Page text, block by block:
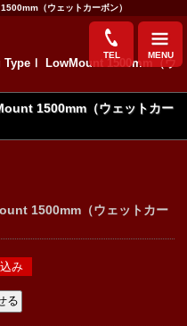
（ウェットカーボン）
TEL MENU
TypeⅠ LowMount 1500mm（ウ
1500mm（ウェットカー
1500mm（ウェットカー